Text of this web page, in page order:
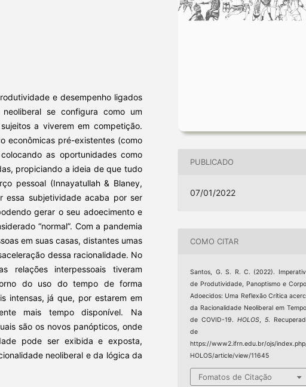
e desempenho ligados
se configura como um
a viverem em competição.
econômicas pré-existentes (como
as oportunidades como
propiciando a ideia de que tudo
pessoal (Innayatullah & Blaney,
essa subjetividade acaba por ser
gerar o seu adoecimento e
“normal”. Com a pandemia
em suas casas, distantes umas
dessa racionalidade. No
relações interpessoais tiveram
do uso do tempo de forma
intensas, já que, por estarem em
mais tempo disponível. Na
são os novos panópticos, onde
pode ser exibida e exposta,
neoliberal e da lógica da
PUBLICADO
07/01/2022
COMO CITAR
Santos, G. S. R. C. (2022).
de Produtividade, Panoptismo e
Adoecidos: Uma Reflexão Crítica
da Racionalidade Neoliberal em
de COVID-19. HOLOS 5.
de
https://www2.ifrn.edu.br/ojs/
HOLOS/article/view/11645
Fomatos de Citação